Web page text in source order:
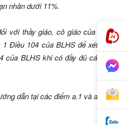
nhân dưới 11%.
với thầy giáo, cô giáo của mình”
Điều 104 của BLHS để xét xử bị
của BLHS khi có đầy đủ các điều
dẫn tại các điểm a.1 và a.2 tiểu